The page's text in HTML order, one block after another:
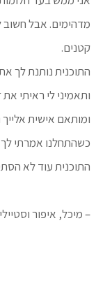
מדהימים. אבל חשוב
קטנים.
התוכנית נותנת לך
ותאמיני לי ראיתי
ומותאם אישית
כשהתחלנו אמרתי לך שאני
התוכנית עוד לא
– מיכל, איפור